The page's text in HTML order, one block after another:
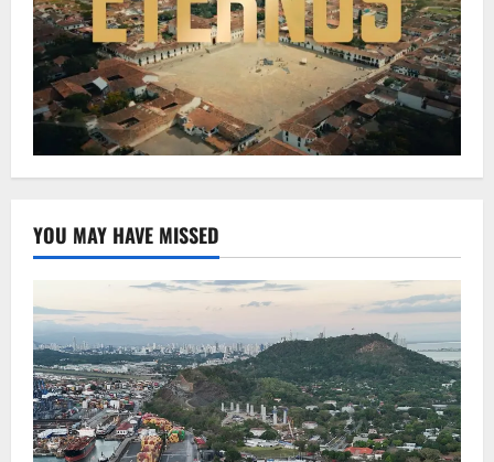
YOU MAY HAVE MISSED